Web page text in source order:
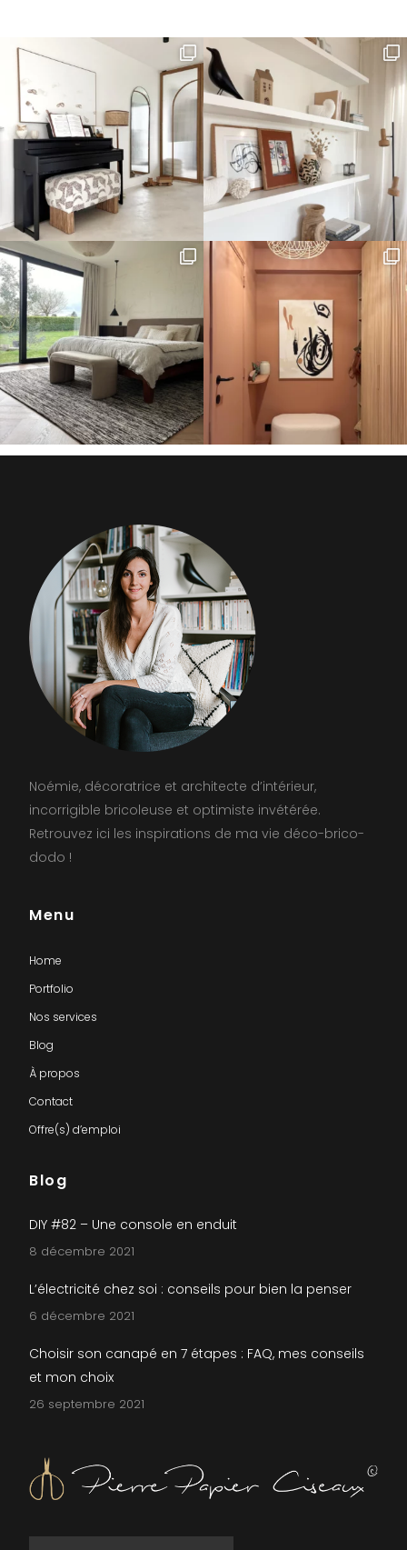
Noémie, décoratrice et architecte d’intérieur,
incorrigible bricoleuse et optimiste invétérée.
Retrouvez ici les inspirations de ma vie déco-brico-
dodo !
Menu
Home
Portfolio
Nos services
Blog
À propos
Contact
Offre(s) d’emploi
Blog
DIY #82 – Une console en enduit
8 décembre 2021
L’électricité chez soi : conseils pour bien la penser
6 décembre 2021
Choisir son canapé en 7 étapes : FAQ, mes conseils
et mon choix
26 septembre 2021